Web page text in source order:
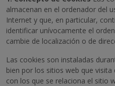
almacenan en el ordenador del
Internet y que, en particular,
identificar unívocamente el
cambie de localización o de
Las cookies son instaladas
bien por los sitios web que
con los que se relaciona el sitio